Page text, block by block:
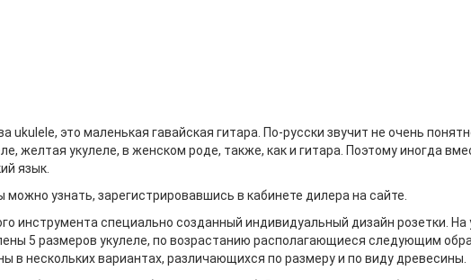
ukulele, это маленькая гавайская гитара. По-русски звучит не очень
желтая укулеле, в женском роде, также, как и гитара. Поэтому иногда
язык.
узнать, зарегистрировавшись в кабинете дилера на сайте.
инструмента специально созданный индивидуальный дизайн розетки.
5 размеров укулеле, по возрастанию располагающиеся следующим
в нескольких вариантах, различающихся по размеру и по виду древесины.